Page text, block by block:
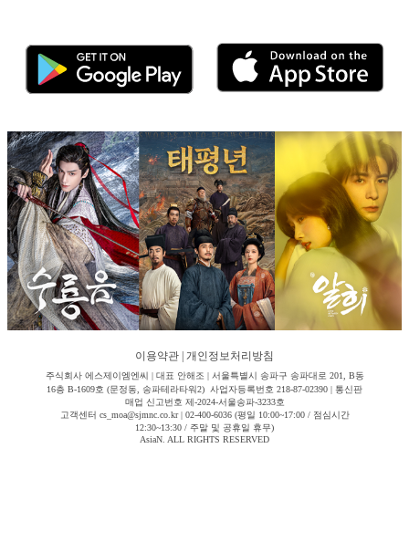
이용약관 개인정보처리방침
주식회사 에스제이엠엔씨 | 대표 안해조 | 서울특별시 송파구 송파대로 201, B동
16층 B-1609호 (문정동, 송파테라타워2) 사업자등록번호 218-87-02390 | 통신판
매업 신고번호 제-2024-서울송파-3233호
고객센터 cs_moa@sjmnc.co.kr | 02-400-6036 (평일 10:00~17:00 / 점심시간
12:30~13:30 / 주말 및 공휴일 휴무)
AsiaN. ALL RIGHTS RESERVED